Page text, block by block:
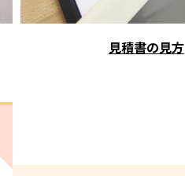
見積書の見方